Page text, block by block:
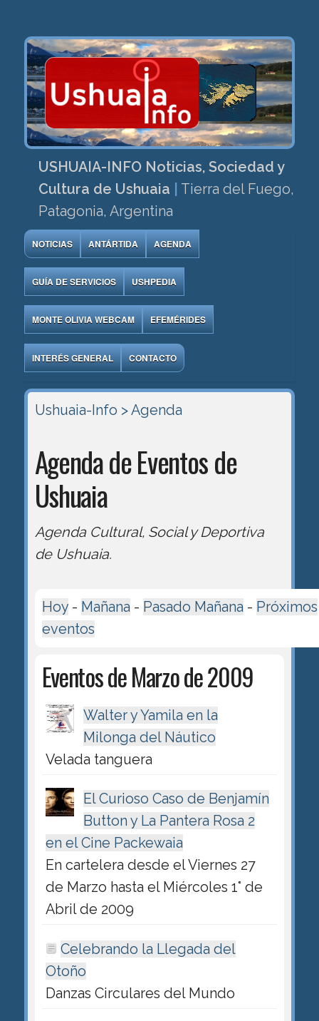
USHUAIA-INFO Noticias, Sociedad y
Cultura de Ushuaia
Tierra del Fuego,
Patagonia, Argentina
NOTICIAS ANTÁRTIDA AGENDA
GUÍA DE SERVICIOS USHPEDIA
MONTE OLIVIA WEBCAM EFEMÉRIDES
INTERÉS GENERAL CONTACTO
Ushuaia-Info > Agenda
Agenda de Eventos de
Ushuaia
Agenda Cultural, Social y Deportiva
de Ushuaia.
Hoy- Mañana - Pasado Mañana - Próximos
eventos
Eventos de Marzo de 2009
Walter y Yamila en la
Milonga del Náutico
Velada tanguera
El Curioso Caso de Benjamín
Button y La Pantera Rosa 2
en el Cine Packewaia
En cartelera desde el Viernes 27
de Marzo hasta el Miércoles 1° de
Abril de 2009
Celebrando la Llegada del
Otoño
Danzas Circulares del Mundo